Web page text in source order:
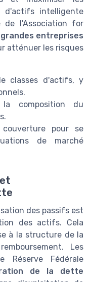
d'actifs intelligente
de l'Association for
grandes entreprises
atténuer les risques
classes d'actifs, y
la composition du
pour se
de marché
des passifs est
des actifs. Cela
à la structure de la
Les
Fédérale
de la dette